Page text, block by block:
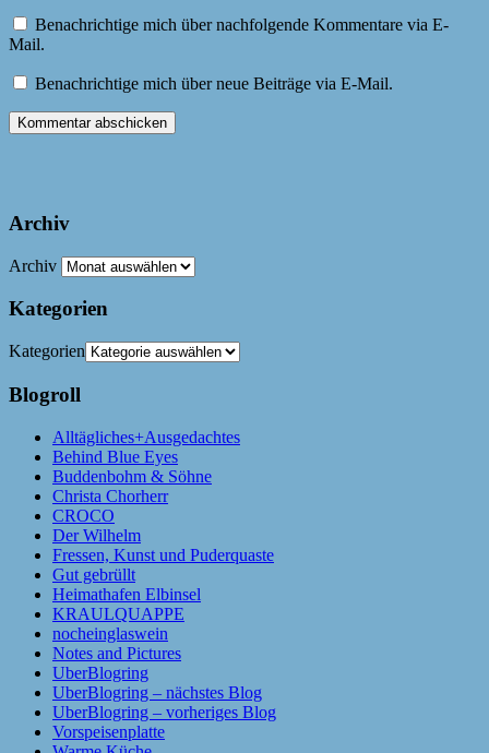
Benachrichtige mich über nachfolgende Kommentare via E-
Mail.
Benachrichtige mich über neue Beiträge via E-Mail.
Archiv
Archiv
Kategorien
Kategorien
Blogroll
Alltägliches+Ausgedachtes
Behind Blue Eyes
Buddenbohm & Söhne
Christa Chorherr
CROCO
Der Wilhelm
Fressen, Kunst und Puderquaste
Gut gebrüllt
Heimathafen Elbinsel
KRAULQUAPPE
nocheinglaswein
Notes and Pictures
UberBlogring
UberBlogring – nächstes Blog
UberBlogring – vorheriges Blog
Vorspeisenplatte